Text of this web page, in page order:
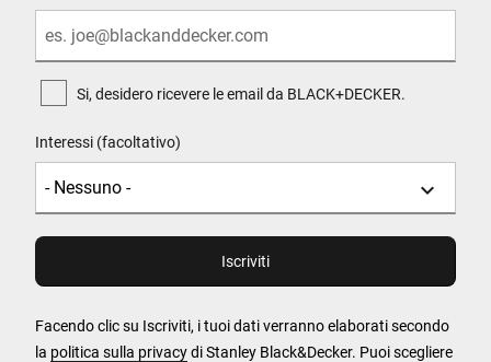
Si, desidero ricevere le email da BLACK+DECKER.
Interessi (facoltativo)
Facendo clic su Iscriviti, i tuoi dati verranno elaborati secondo
la politica sulla privacydi Stanley Black&Decker. Puoi scegliere